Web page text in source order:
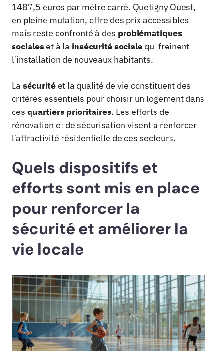
1487,5 euros par mètre carré. Quetigny Ouest,
en pleine mutation, offre des prix accessibles
mais reste confronté à des problématiques
socialeset à la insécurité sociale qui freinent
l’installation de nouveaux habitants.
La sécuritéet la qualité de vie constituent des
critères essentiels pour choisir un logement dans
ces quartiers prioritaires. Les efforts de
rénovation et de sécurisation visent à renforcer
l’attractivité résidentielle de ces secteurs.
Quels dispositifs et
efforts sont mis en place
pour renforcer la
sécurité et améliorer la
vie locale